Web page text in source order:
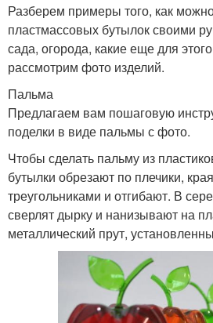
Разберем примеры того, как
пластмассовых бутылок своими
сада, огорода, какие еще для
рассмотрим фото изделий.
Пальма
Предлагаем вам пошаговую
поделки в виде пальмы с фото.
Чтобы сделать пальму из
бутылки обрезают по плечики,
треугольниками и отгибают. В
сверлят дырку и нанизывают на
металлический прут,